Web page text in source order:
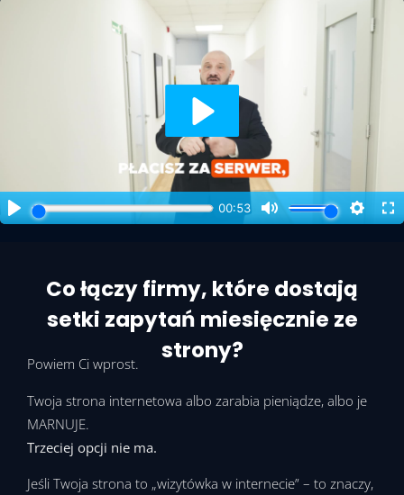
Powiem Ci wprost.
Twoja strona internetowa albo zarabia pieniądze, albo je
MARNUJE.
Trzeciej opcji nie ma.
Jeśli Twoja strona to „wizytówka w internecie” – to znaczy,
Co łączy firmy, które dostają
setki zapytań miesięcznie ze
strony?